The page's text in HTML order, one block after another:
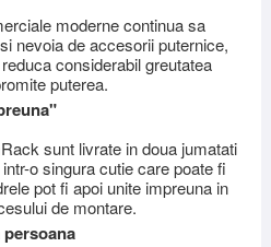
moderne continua sa
nevoia de accesorii puternice,
considerabil greutatea
puterea.
sunt livrate in doua jumatati
o singura cutie care poate fi
pot fi apoi unite impreuna in
de montare.